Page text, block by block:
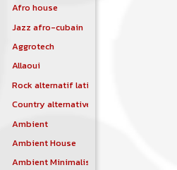
Afro house
Jazz afro-cubain
Aggrotech
Allaoui
Rock alternatif latino
Country alternative
Ambient
Ambient House
Ambient Minimalist